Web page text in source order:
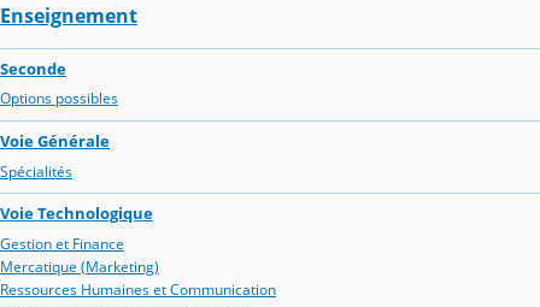
Enseignement
Seconde
Options possibles
Voie Générale
Spécialités
Voie Technologique
Gestion et Finance
Mercatique (Marketing)
Ressources Humaines et Communication